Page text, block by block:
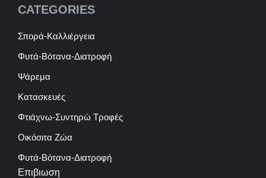
CATEGORIES
Σπορά-Καλλιέργεια
Φυτά-Βότανα-Διατροφή
Ψάρεμα
Κατασκευές
Φτιάχνω-Συντηρώ Τροφές
Οικόσιτα Ζώα
Φυτά-Βότανα-Διατροφή
Επιβιωση